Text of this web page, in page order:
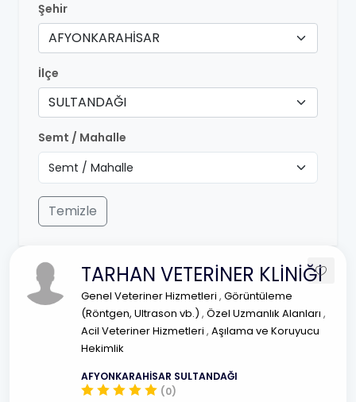
Şehir
AFYONKARAHİSAR
İlçe
SULTANDAĞI
Semt / Mahalle
Temizle
TARHAN VETERİNER KLİNİĞİ
Genel Veteriner Hizmetleri , Görüntüleme
(Röntgen, Ultrason vb.) , Özel Uzmanlık Alanları ,
Acil Veteriner Hizmetleri , Aşılama ve Koruyucu
Hekimlik
AFYONKARAHİSAR SULTANDAĞI
(0)